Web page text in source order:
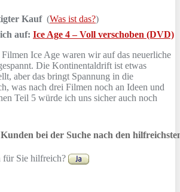
Kauf (Was ist das?)
auf: Ice Age 4 – Voll verschoben (DVD)
Ice Age waren wir auf das neuerliche
Die Kontinentaldrift ist etwas
aber das bringt Spannung in die
was nach drei Filmen noch an Ideen und
Teil 5 würde ich uns sicher auch noch
bei der Suche nach den
für Sie hilfreich?